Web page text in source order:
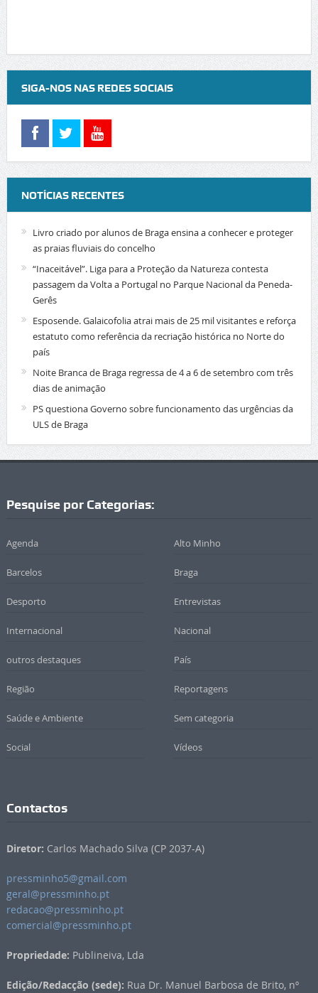
SIGA-NOS NAS REDES SOCIAIS
NOTÍCIAS RECENTES
Livro criado por alunos de Braga ensina a conhecer e proteger
as praias fluviais do concelho
“Inaceitável”. Liga para a Proteção da Natureza contesta
passagem da Volta a Portugal no Parque Nacional da Peneda-
Gerês
Esposende. Galaicofolia atrai mais de 25 mil visitantes e reforça
estatuto como referência da recriação histórica no Norte do
país
Noite Branca de Braga regressa de 4 a 6 de setembro com três
dias de animação
PS questiona Governo sobre funcionamento das urgências da
ULS de Braga
Pesquise por Categorias:
Agenda Alto Minho
Barcelos Braga
Desporto Entrevistas
Internacional Nacional
outros destaques País
Região Reportagens
Saúde e Ambiente Sem categoria
Social Vídeos
Contactos
Diretor: Carlos Machado Silva (CP 2037-A)
pressminho5@gmail.com
geral@pressminho.pt
redacao@pressminho.pt
comercial@pressminho.pt
Propriedade: Publineiva, Lda
Edição/Redacção (sede): Rua Dr. Manuel Barbosa de Brito, nº